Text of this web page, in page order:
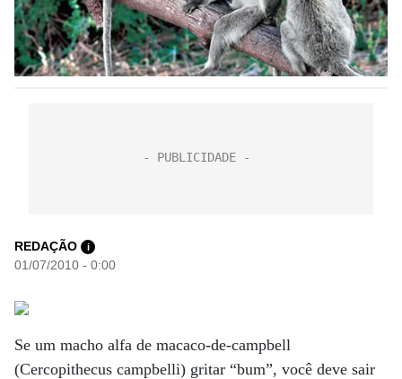
REDAÇÃO i
01/07/2010 - 0:00
Se um macho alfa de macaco-de-campbell
(Cercopithecus campbelli) gritar “bum”, você deve sair